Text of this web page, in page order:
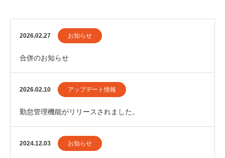
2026.02.27 お知らせ
合併のお知らせ
2026.02.10 アップデート情報
勤怠管理機能がリリースされました。
2024.12.03 お知らせ